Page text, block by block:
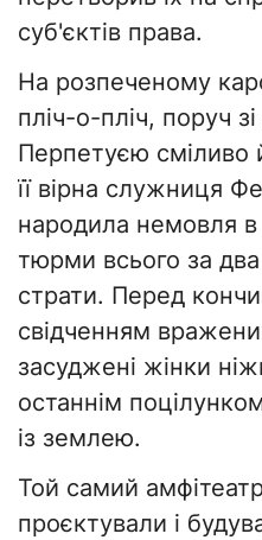
суб'єктів права.
​На розпеченому
пліч-о-пліч, поруч
Перпетуєю сміливо
її вірна служниця
народила немовля
тюрми всього за два
страти. Перед
свідченням
засуджені жінки
останнім
із землею.
​Той самий
проєктували і